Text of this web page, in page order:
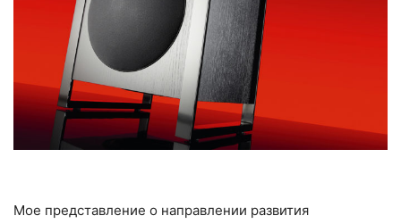
Мое представление о направлении развития